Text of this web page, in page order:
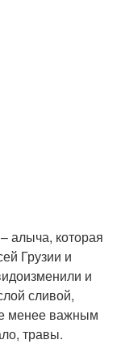
алыча, которая
Грузии и
и
сливой,
менее важным
травы.